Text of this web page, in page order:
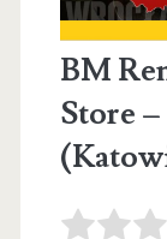
BM
Store –